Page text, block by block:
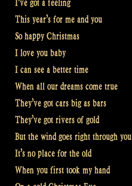
I’ve got a feeling
This year’s for me and you
So happy Christmas
I love you baby
I can see a better time
When all our dreams come true
They’ve got cars big as bars
They’ve got rivers of gold
But the wind goes right through you
It’s no place for the old
When you first took my hand